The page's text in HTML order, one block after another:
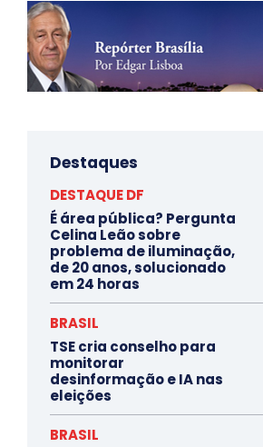
Destaques
DESTAQUE DF
É área pública? Pergunta
Celina Leão sobre
problema de iluminação,
de 20 anos, solucionado
em 24 horas
BRASIL
TSE cria conselho para
monitorar
desinformação e IA nas
eleições
BRASIL